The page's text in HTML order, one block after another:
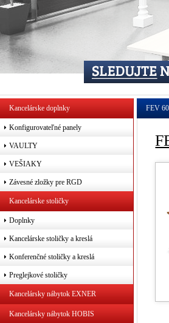
Kancelárske doplnky
Konfigurovateľné panely
VAULTY
VEŠIAKY
Závesné zložky pre RGD
Kancelárske stoličky
Doplnky
Kancelárske stoličky a kreslá
Konferenčné stoličky a kreslá
Preglejkové stoličky
Kancelársky nábytok EXNER
Kancelársky nábytok HOBIS
FEV